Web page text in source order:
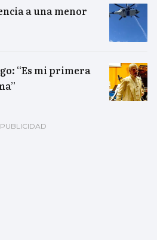
a una menor
“Es mi primera